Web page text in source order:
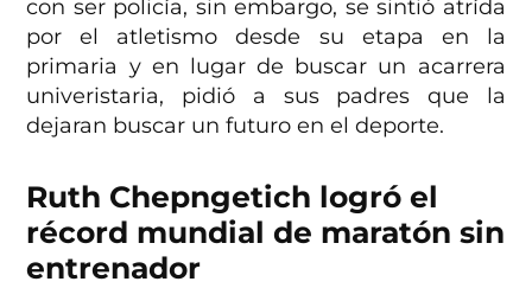
con ser policía, sin embargo, se sintió atrída
por el atletismo desde su etapa en la
primaria y en lugar de buscar un acarrera
univeristaria, pidió a sus padres que la
dejaran buscar un futuro en el deporte.
Ruth Chepngetich logró el
récord mundial de maratón sin
entrenador